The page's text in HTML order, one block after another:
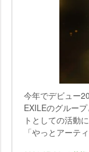
今年でデビュー
EXILEのグルー
トとしての活動
「やっとアーテ